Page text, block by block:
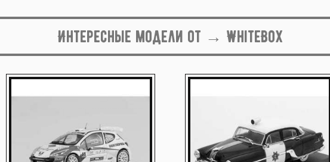
Интересные модели от → WhiteBox